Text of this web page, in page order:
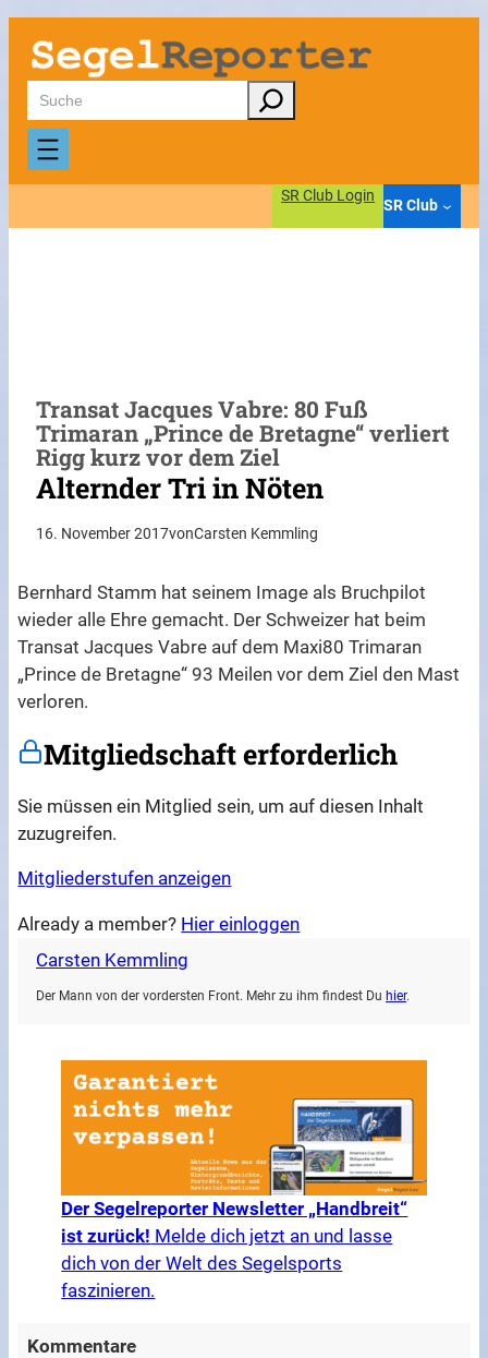
Zum
Inhalt
springen
Suchen
SR Club Login
SR Club
Transat Jacques Vabre: 80 Fuß
Trimaran „Prince de Bretagne“ verliert
Rigg kurz vor dem Ziel
Alternder Tri in Nöten
16. November 2017vonCarsten Kemmling
Bernhard Stamm hat seinem Image als Bruchpilot
wieder alle Ehre gemacht. Der Schweizer hat beim
Transat Jacques Vabre auf dem Maxi80 Trimaran
„Prince de Bretagne“ 93 Meilen vor dem Ziel den Mast
verloren.
Mitgliedschaft erforderlich
Sie müssen ein Mitglied sein, um auf diesen Inhalt
zuzugreifen.
Mitgliederstufen anzeigen
Already a member? Hier einloggen
Carsten Kemmling
Der Mann von der vordersten Front. Mehr zu ihm findest Du hier.
Der Segelreporter Newsletter „Handbreit“
ist zurück! Melde dich jetzt an und lasse
dich von der Welt des Segelsports
faszinieren.
Kommentare